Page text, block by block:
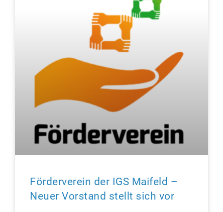
Förderverein der IGS Maifeld –
Neuer Vorstand stellt sich vor